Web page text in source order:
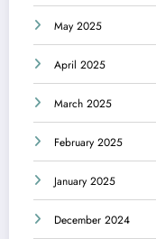
May 2025
April 2025
March 2025
February 2025
January 2025
December 2024